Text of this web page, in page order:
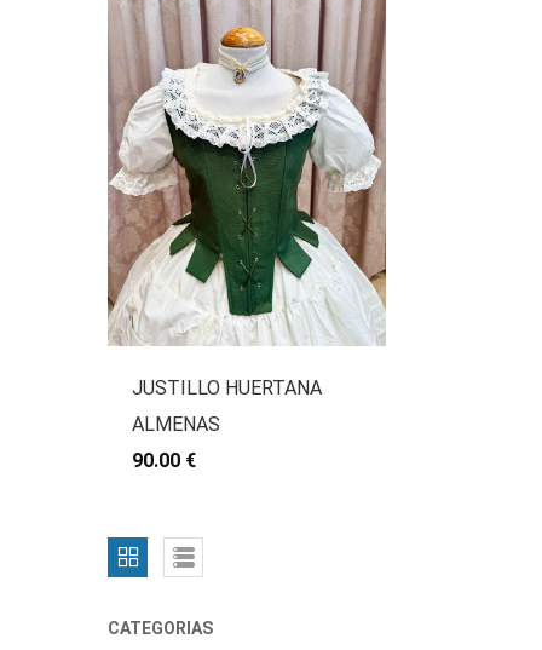
JUSTILLO HUERTANA
ALMENAS
90.00 €
CATEGORIAS